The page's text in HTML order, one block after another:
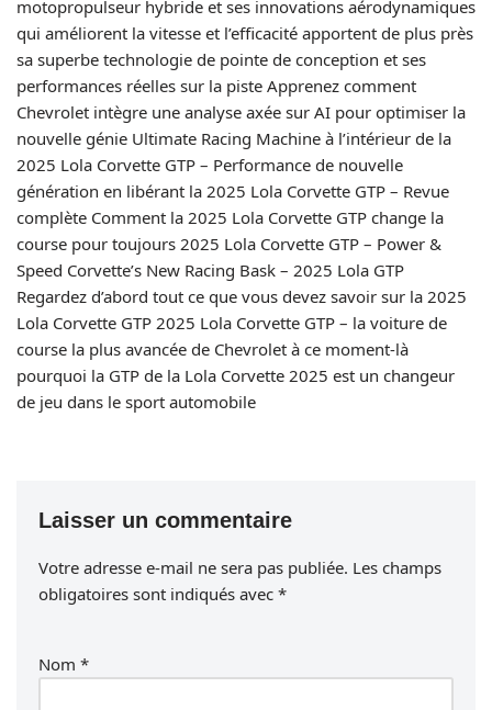
motopropulseur hybride et ses innovations aérodynamiques
qui améliorent la vitesse et l’efficacité apportent de plus près
sa superbe technologie de pointe de conception et ses
performances réelles sur la piste Apprenez comment
Chevrolet intègre une analyse axée sur AI pour optimiser la
nouvelle génie Ultimate Racing Machine à l’intérieur de la
2025 Lola Corvette GTP – Performance de nouvelle
génération en libérant la 2025 Lola Corvette GTP – Revue
complète Comment la 2025 Lola Corvette GTP change la
course pour toujours 2025 Lola Corvette GTP – Power &
Speed ​​Corvette’s New Racing Bask – 2025 Lola GTP
Regardez d’abord tout ce que vous devez savoir sur la 2025
Lola Corvette GTP 2025 Lola Corvette GTP – la voiture de
course la plus avancée de Chevrolet à ce moment-là
pourquoi la GTP de la Lola Corvette 2025 est un changeur
de jeu dans le sport automobile
Laisser un commentaire
Votre adresse e-mail ne sera pas publiée. Les champs
obligatoires sont indiqués avec *
Nom *